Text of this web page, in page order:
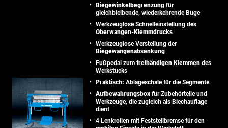
Biegewinkelbegrenzung für
gleichbleibende, wiederkehrende Büge
Werkzeuglose Schnelleinstellung des
Oberwangen-Klemmdrucks
Werkzeuglose Verstellung der
Biegewangenabsenkung
Fußpedal zum freihändigen Klemmen des
Werkstücks
Praktisch: Ablageschale für die Segmente
Aufbewahrungsbox für Zubehörteile und
Werkzeuge, die zugleich als Blechauflage
dient
4 Lenkrollen mit Feststellbremse für den